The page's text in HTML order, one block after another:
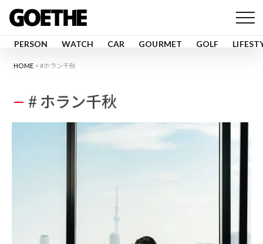
PERSON WATCH CAR GOURMET GOLF
HOME #ホラン千秋
# ホラン千秋